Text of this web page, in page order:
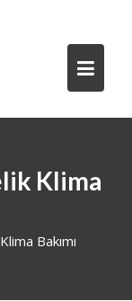
Klima
Bakımı